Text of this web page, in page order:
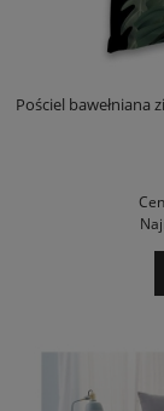
Pościel bawełniana